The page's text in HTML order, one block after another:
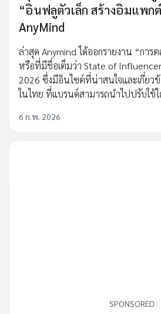
“อินฟลูตัวเล็ก สร้างอิมแพก
AnyMind
ล่าสุด Anymind ได้ออกรายงาน “การ
หรือที่มีชื่อเต็มว่า State of
2026 ซึ่งมีอินไซต์ที่น่าสนใจและเกี่ยว
ในไทย ที่แบรนด์สามารถนำไปปรับใช้
6 ก.พ. 2026
SPONSORED